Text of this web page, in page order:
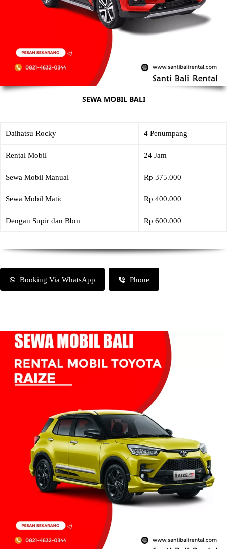
SEWA MOBIL BALI
Daihatsu Rocky 4 Penumpang
Rental Mobil 24 Jam
Sewa Mobil Manual Rp 375.000
Sewa Mobil Matic Rp 400.000
Dengan Supir dan Bbm Rp 600.000
Booking Via WhatsApp Phone